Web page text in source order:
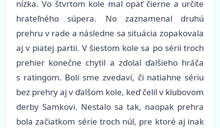
nízka. Vo štvrtom kole mal opäť čierne a určite
hrateľného súpera. No zaznamenal druhú
prehru v rade a následne sa situácia zopakovala
aj v piatej partii. V šiestom kole sa po sérii troch
prehier konečne chytil a zdolal ďalšieho hráča
s ratingom. Boli sme zvedaví, či natiahne sériu
bez prehry aj v ďalšom kole, keď čelil v klubovom
derby Samkovi. Nestalo sa tak, naopak prehra
bola začiatkom série troch núl, pre ktoré aj inak